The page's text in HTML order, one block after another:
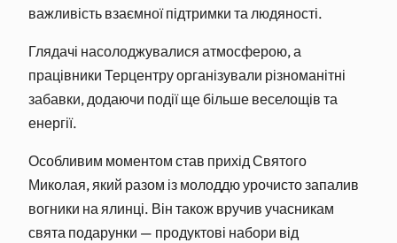
важливість взаємної підтримки та людяності.
Глядачі насолоджувалися атмосферою, а
працівники Терцентру організували різноманітні
забавки, додаючи події ще більше веселощів та
енергії.
Особливим моментом став прихід Святого
Миколая, який разом із молоддю урочисто запалив
вогники на ялинці. Він також вручив учасникам
свята подарунки — продуктові набори від